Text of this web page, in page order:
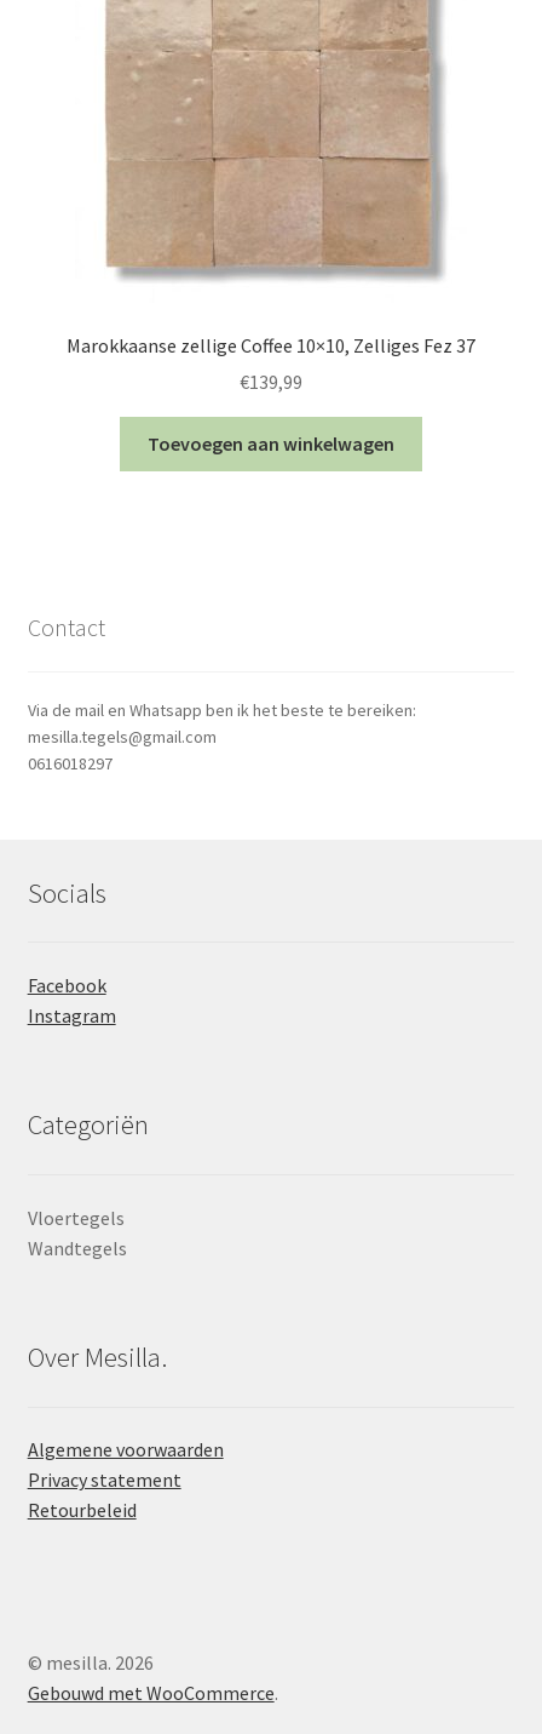
Marokkaanse zellige Coffee 10×10, Zelliges Fez 37
€139,99
Toevoegen aan winkelwagen
Contact
Via de mail en Whatsapp ben ik het beste te bereiken:
mesilla.tegels@gmail.com
0616018297
Socials
Facebook
Instagram
Categoriën
Vloertegels
Wandtegels
Over Mesilla.
Algemene voorwaarden
Privacy statement
Retourbeleid
© mesilla. 2026
Gebouwd met WooCommerce.